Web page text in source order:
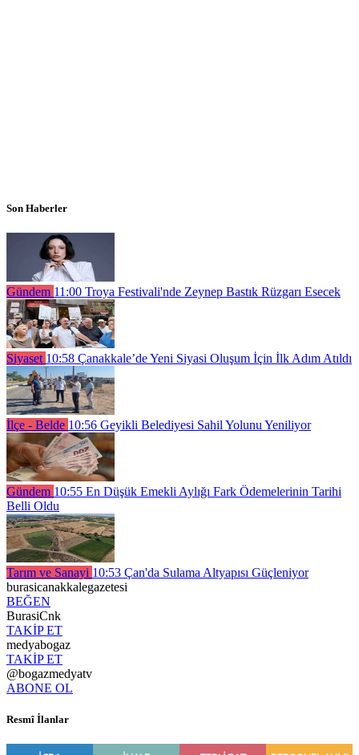
Son Haberler
Gündem 11:00 Troya Festivali'nde Zeynep Bastık Rüzgarı Esecek
Siyaset 10:58 Çanakkale’de Yeni Siyasi Oluşum İçin İlk Adım Atıldı
İlçe - Belde 10:56 Geyikli Belediyesi Sahil Yolunu Yeniliyor
Gündem 10:55 En Düşük Emekli Aylığı Fark Ödemelerinin Tarihi
Belli Oldu
Tarım ve Sanayi 10:53 Çan'da Sulama Altyapısı Güçleniyor
burasicanakkalegazetesi
BEĞEN
BurasiCnk
TAKİP ET
medyabogaz
TAKİP ET
@bogazmedyatv
ABONE OL
Resmî İlanlar